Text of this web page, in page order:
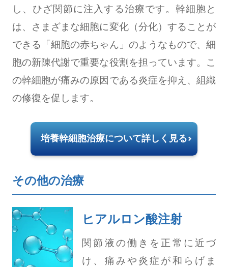
し、ひざ関節に注入する治療です。幹細胞と
は、さまざまな細胞に変化（分化）することが
できる「細胞の赤ちゃん」のようなもので、細
胞の新陳代謝で重要な役割を担っています。こ
の幹細胞が痛みの原因である炎症を抑え、組織
の修復を促します。
培養幹細胞治療について詳しく見る
その他の治療
ヒアルロン酸注射
関節液の働きを正常に近づ
け、痛みや炎症が和らげま